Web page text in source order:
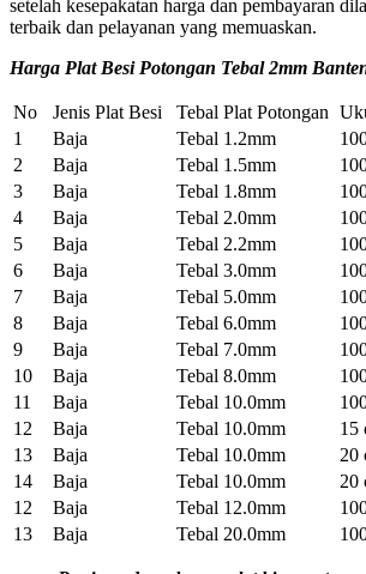
setelah kesepakatan harga dan pembayaran
terbaik dan pelayanan yang memuaskan.
Harga Plat Besi Potongan Tebal 2mm
No Jenis Plat Besi Tebal Plat Potongan
1
Baja Tebal 1.2mm
2
Baja Tebal 1.5mm
3
Baja Tebal 1.8mm
4
Baja Tebal 2.0mm
5
Baja Tebal 2.2mm
6
Baja Tebal 3.0mm
7
Baja Tebal 5.0mm
8
Baja Tebal 6.0mm
9
Baja Tebal 7.0mm
10
Baja Tebal 8.0mm
11
Baja Tebal 10.0mm
12
Baja Tebal 10.0mm 15
13
Baja Tebal 10.0mm 20
14
Baja Tebal 10.0mm 20
12
Baja Tebal 12.0mm
13
Baja Tebal 20.0mm